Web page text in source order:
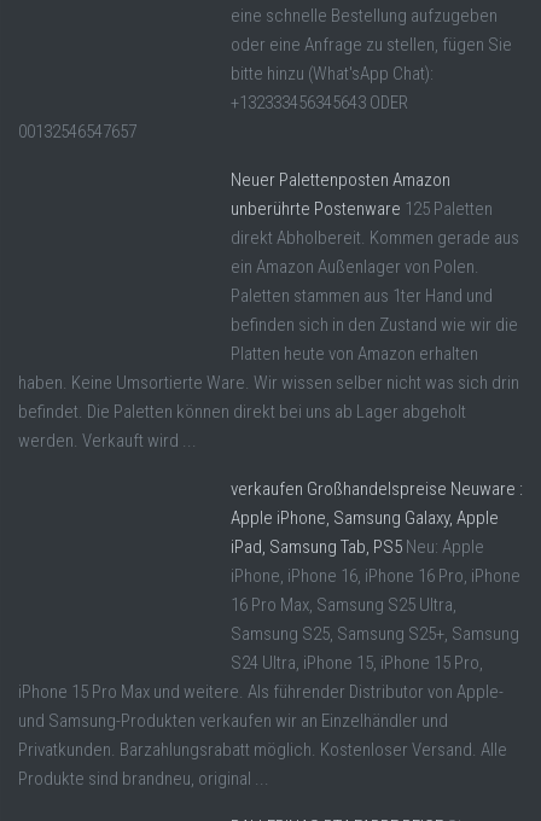
eine schnelle Bestellung aufzugeben
oder eine Anfrage zu stellen, fügen Sie
bitte hinzu (What'sApp Chat):
+132333456345643 ODER
00132546547657
Neuer Palettenposten Amazon
unberührte Postenware 125 Paletten
direkt Abholbereit. Kommen gerade aus
ein Amazon Außenlager von Polen.
Paletten stammen aus 1ter Hand und
befinden sich in den Zustand wie wir die
Platten heute von Amazon erhalten
haben. Keine Umsortierte Ware. Wir wissen selber nicht was sich drin
befindet. Die Paletten können direkt bei uns ab Lager abgeholt
werden. Verkauft wird ...
verkaufen Großhandelspreise Neuware :
Apple iPhone, Samsung Galaxy, Apple
iPad, Samsung Tab, PS5 Neu: Apple
iPhone, iPhone 16, iPhone 16 Pro, iPhone
16 Pro Max, Samsung S25 Ultra,
Samsung S25, Samsung S25+, Samsung
S24 Ultra, iPhone 15, iPhone 15 Pro,
iPhone 15 Pro Max und weitere. Als führender Distributor von Apple-
und Samsung-Produkten verkaufen wir an Einzelhändler und
Privatkunden. Barzahlungsrabatt möglich. Kostenloser Versand. Alle
Produkte sind brandneu, original ...